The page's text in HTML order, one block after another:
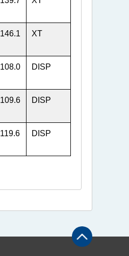
146.1 XT
108.0 DISP
109.6 DISP
119.6 DISP